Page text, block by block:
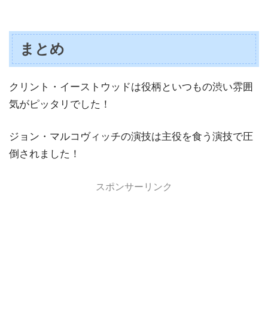
まとめ
クリント・イーストウッドは役柄といつもの渋い雰囲
気がピッタリでした！
ジョン・マルコヴィッチの演技は主役を食う演技で圧
倒されました！
スポンサーリンク